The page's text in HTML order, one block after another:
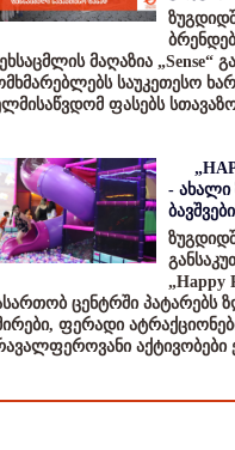
მაღაზია „Sense“
საუკეთესო
ფასებს
- ახალი
„Happy
ცენტრში პატარებს
ფერადი